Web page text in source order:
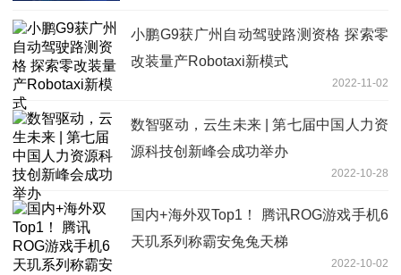
小鹏G9获广州自动驾驶路测资格 探索零
改装量产Robotaxi新模式
2022-11-02
数智驱动，云生未来 | 第七届中国人力资
源科技创新峰会成功举办
2022-10-28
国内+海外双Top1！ 腾讯ROG游戏手机6
天玑系列称霸安兔兔天梯
2022-10-02